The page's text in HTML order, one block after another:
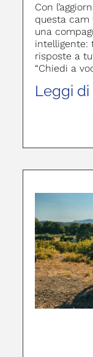
Con
questa cam
una
intelligente:
risposte a
“Chiedi a
Leggi di